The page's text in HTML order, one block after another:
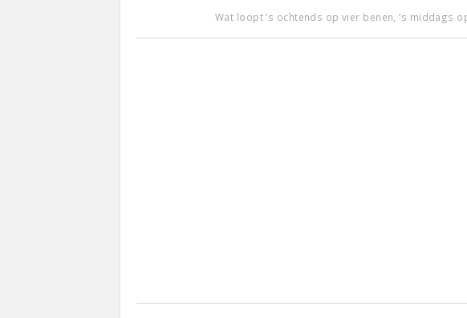
Wat loopt ‘s ochtends op vier benen, ‘s middags